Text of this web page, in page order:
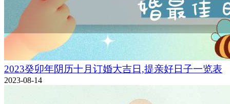
2023癸卯年阴历十月订婚大吉日,提亲好日子一览表
2023-08-14